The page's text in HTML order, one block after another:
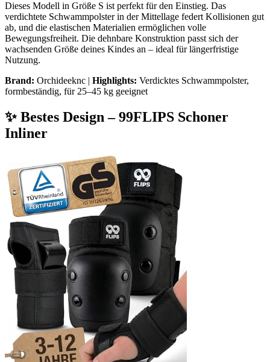
Dieses Modell in Größe S ist perfekt für den Einstieg. Das
verdichtete Schwammpolster in der Mittellage federt Kollisionen gut
ab, und die elastischen Materialien ermöglichen volle
Bewegungsfreiheit. Die dehnbare Konstruktion passt sich der
wachsenden Größe deines Kindes an – ideal für längerfristige
Nutzung.
Brand: Orchideeknc | Highlights: Verdicktes Schwammpolster,
formbeständig, für 25–45 kg geeignet
✨ Bestes Design – 99FLIPS Schoner
Inliner